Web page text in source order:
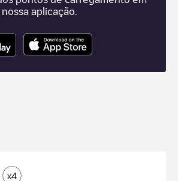
aplicação.
x4